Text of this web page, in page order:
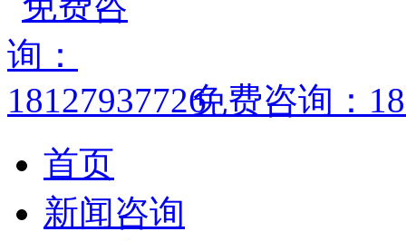
免费咨询：
首页
新闻咨询